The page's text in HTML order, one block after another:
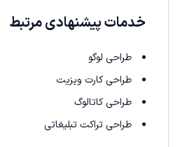
خدمات پیشنهادی مرتبط
طراحی لوگو
طراحی کارت ویزیت
طراحی کاتالوگ
طراحی تراکت تبلیغاتی